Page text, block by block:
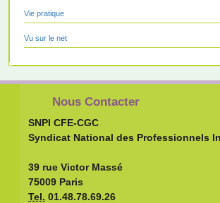
Vie pratique
Vu sur le net
Nous Contacter
SNPI CFE-CGC
Syndicat National des Professionnels
39 rue Victor Massé
75009 Paris
Tel. 01.48.78.69.26